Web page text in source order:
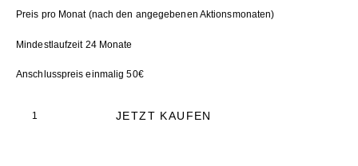
Preis pro Monat (nach den angegebenen Aktionsmonaten)
Mindestlaufzeit 24 Monate
Anschlusspreis einmalig 50€
JETZT KAUFEN